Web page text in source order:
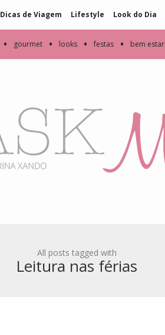
Dicas de Viagem Lifestyle Look do Dia
• gourmet • looks • festas • bem estar
All posts tagged with
Leitura nas férias